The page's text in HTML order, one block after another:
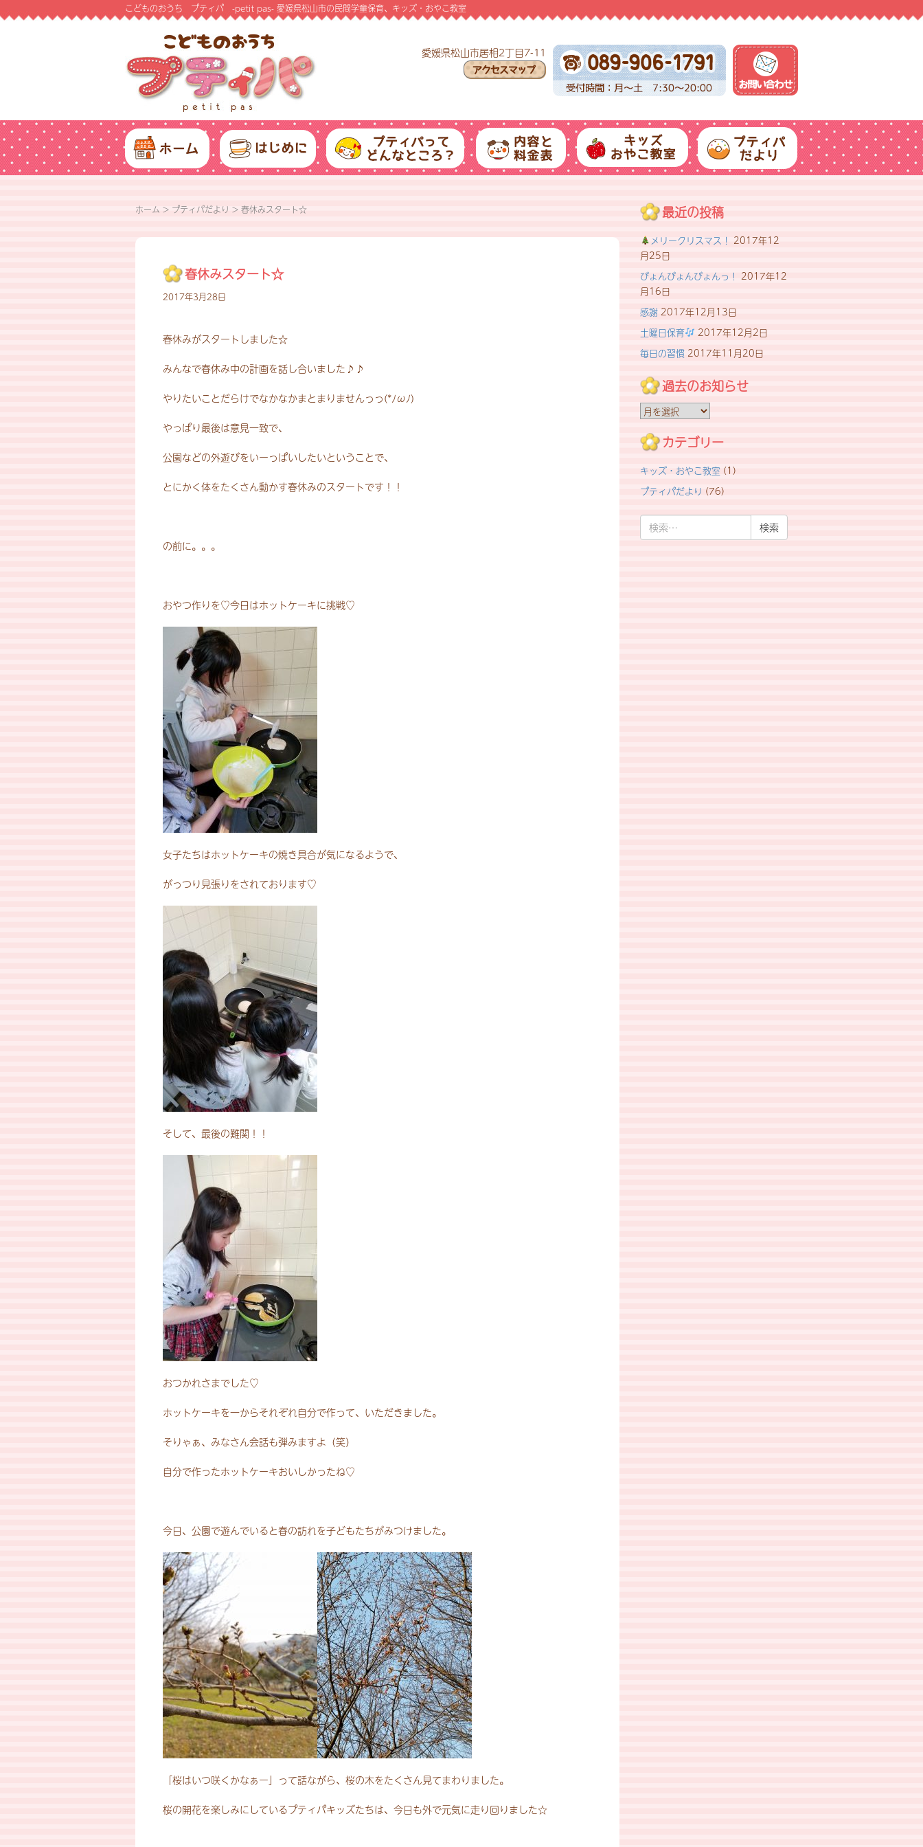
こどものおうち プティパ -petit pas- 愛媛県松山市の民間学童保育、キッズ・おやこ教室
愛媛県松山市居相2丁目7-11
ホーム > プティパだより > 春休みスタート☆
春休みスタート☆
2017年3月28日
春休みがスタートしました☆
みんなで春休み中の計画を話し合いました♪♪
やりたいことだらけでなかなかまとまりませんっっ(*ﾉωﾉ)
やっぱり最後は意見一致で、
公園などの外遊びをいーっぱいしたいということで、
とにかく体をたくさん動かす春休みのスタートです！！
の前に。。。
おやつ作りを♡今日はホットケーキに挑戦♡
女子たちはホットケーキの焼き具合が気になるようで、
がっつり見張りをされております♡
そして、最後の難関！！
おつかれさまでした♡
ホットケーキを一からそれぞれ自分で作って、いただきました。
そりゃぁ、みなさん会話も弾みますよ（笑）
自分で作ったホットケーキおいしかったね♡
今日、公園で遊んでいると春の訪れを子どもたちがみつけました。
「桜はいつ咲くかなぁー」って話ながら、桜の木をたくさん見てまわりました。
桜の開花を楽しみにしているプティパキッズたちは、今日も外で元気に走り回りました☆
最近の投稿
メリークリスマス！ 2017年12
月25日
びょんびょんびょんっ！ 2017年12
月16日
感謝 2017年12月13日
土曜日保育
2017年12月2日
毎日の習慣 2017年11月20日
過去のお知らせ
過
の
お
知
ら
カテゴリー
キッズ・おやこ教室 (1)
プティパだより (76)
検
索: